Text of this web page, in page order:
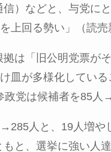
信）などと、与党に
上回る勢い」（読
は「旧公明党票が
皿が多様化してい
政党は候補者を85人
→ 285人と、 19 人増や
もと、選挙に強い人